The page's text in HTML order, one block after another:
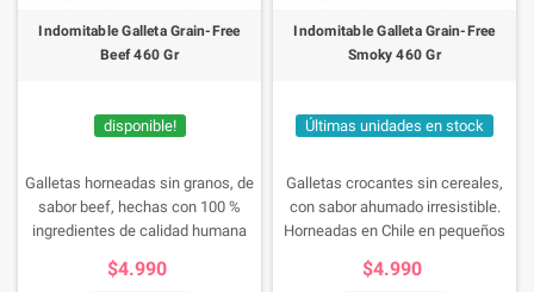
Indomitable Galleta Grain-Free
Beef 460 Gr
disponible!
Galletas horneadas sin granos, de
sabor beef, hechas con 100 %
ingredientes de calidad humana
deliciosas y formuladas por
$4.990
Indomitable Galleta Grain-Free
Smoky 460 Gr
Últimas unidades en stock
Galletas crocantes sin cereales,
con sabor ahumado irresistible.
Horneadas en Chile en pequeños
para mascotas con intolerancias
$4.990